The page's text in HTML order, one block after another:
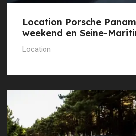
Location Porsche
weekend en Seine-
Location